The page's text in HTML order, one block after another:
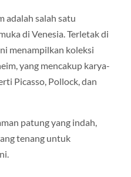
adalah salah satu
di Venesia. Terletak di
menampilkan koleksi
yang mencakup karya-
Picasso, Pollock, dan
patung yang indah,
tenang untuk